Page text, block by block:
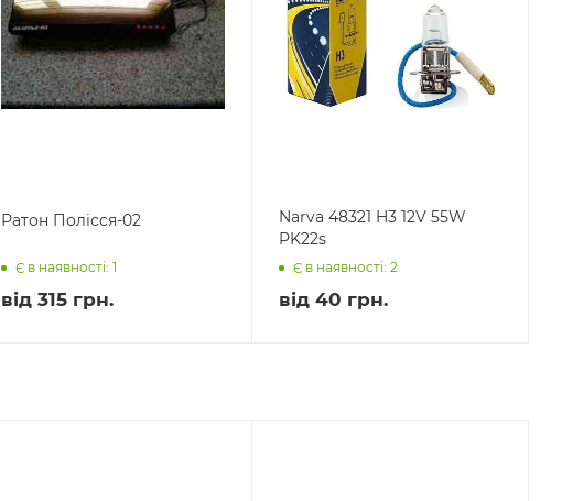
Ратон Полісся-02
Є в наявності: 1
від 315 грн.
Narva 48321 H3 12V 55W
PK22s
Є в наявності: 2
від 40 грн.